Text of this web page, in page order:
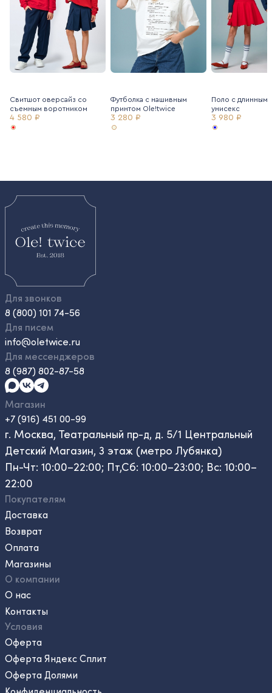
Свитшот оверсайз со
съемным воротником
4 580 ₽
Футболка с нашивным
принтом Ole!twice
3 280 ₽
Поло с длинным
унисекс
3 980 ₽
Для звонков
8 (800) 101 74-56
Для писем
info@oletwice.ru
Для мессенджеров
8 (987) 802-87-58
Магазин
+7 (916) 451 00-99
г. Москва, Театральный пр-д, д. 5/1 Центральный
Детский Магазин, 3 этаж (метро Лубянка)
Пн-Чт: 10:00–22:00; Пт,Сб: 10:00–23:00; Вс: 10:00–
22:00
Покупателям
Доставка
Возврат
Оплата
Магазины
О компании
О нас
Контакты
Условия
Оферта
Оферта Яндекс Сплит
Оферта Долями